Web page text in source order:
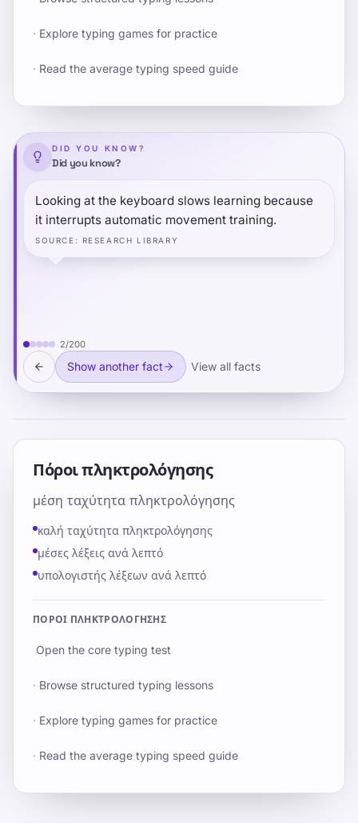
· Explore typing games for practice
· Read the average typing speed guide
DID YOU KNOW?
Did you know?
Looking at the keyboard slows learning because
it interrupts automatic movement training.
SOURCE : RESEARCH LIBRARY
2/200
Show another fact View all facts
Πόροι πληκτρολόγησης
μέση ταχύτητα πληκτρολόγησης
καλή ταχύτητα πληκτρολόγησης
μέσες λέξεις ανά λεπτό
υπολογιστής λέξεων ανά λεπτό
ΠΌΡΟΙ ΠΛΗΚΤΡΟΛΌΓΗΣΗΣ
Open the core typing test
· Browse structured typing lessons
· Explore typing games for practice
· Read the average typing speed guide